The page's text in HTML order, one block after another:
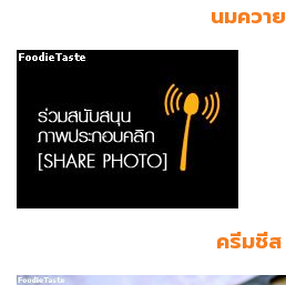
นมควาย
ครีมชีส